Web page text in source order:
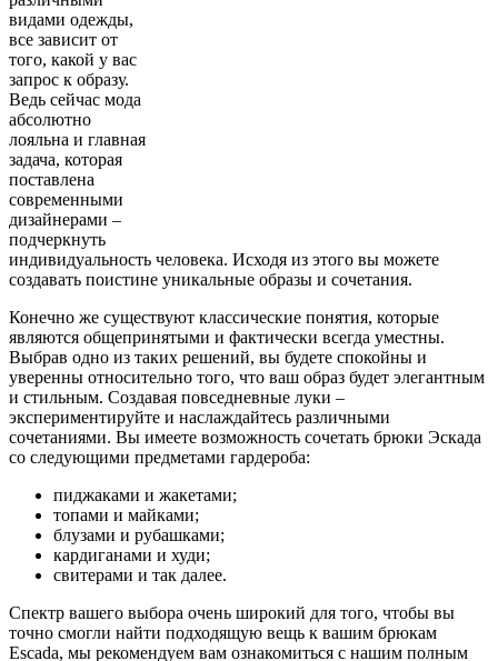
видами одежды,
все зависит от
того, какой у вас
запрос к образу.
Ведь сейчас мода
абсолютно
лояльна и главная
задача, которая
поставлена
современными
дизайнерами –
подчеркнуть
индивидуальность человека. Исходя из этого вы можете
создавать поистине уникальные образы и сочетания.
Конечно же существуют классические понятия, которые
являются общепринятыми и фактически всегда уместны.
Выбрав одно из таких решений, вы будете спокойны и
уверенны относительно того, что ваш образ будет элегантным
и стильным. Создавая повседневные луки –
экспериментируйте и наслаждайтесь различными
сочетаниями. Вы имеете возможность сочетать брюки Эскада
со следующими предметами гардероба:
пиджаками и жакетами;
топами и майками;
блузами и рубашками;
кардиганами и худи;
свитерами и так далее.
Спектр вашего выбора очень широкий для того, чтобы вы
точно смогли найти подходящую вещь к вашим брюкам
Escada, мы рекомендуем вам ознакомиться с нашим полным